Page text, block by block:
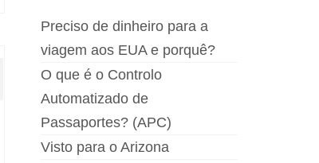
Preciso de dinheiro para a
viagem aos EUA e porquê?
O que é o Controlo
Automatizado de
Passaportes? (APC)
Visto para o Arizona